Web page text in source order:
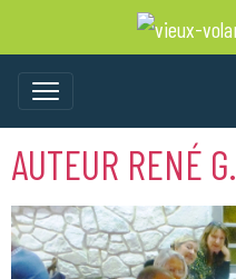
AUTEUR RENÉ G.